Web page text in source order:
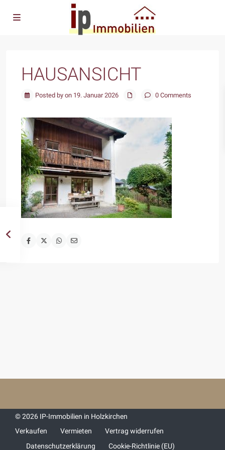
HAUSANSICHT
Posted by on 19. Januar 2026 0 Comments
© 2026 IP-Immobilien in Holzkirchen
Verkaufen
Vermieten
Vertrag widerrufen
Datenschutzerklärung
Cookie-Richtlinie (EU)